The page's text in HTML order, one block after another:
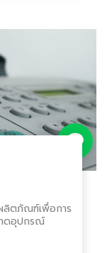
ลิตภัณฑ์เพื่อการ
าดอุปกรณ์